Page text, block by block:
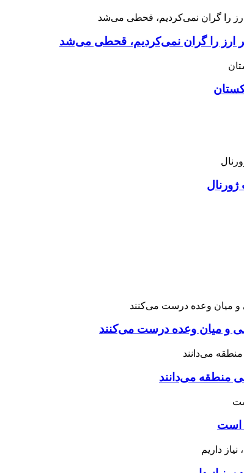
ارز را گران نمی‌کردیم، قحطی می‌شد
ژورنال
و میان وعده درست می‌کنند
منطقه می‌دانند
است